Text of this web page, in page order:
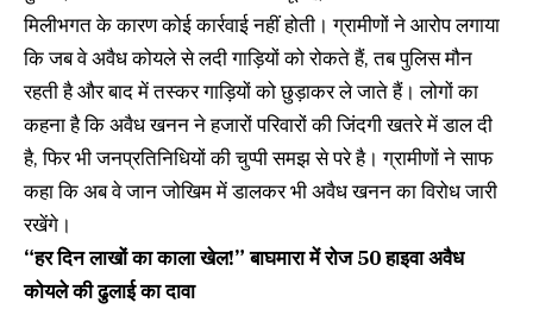
मिलीभगत के कारण कोई कार्रवाई नहीं होती। ग्रामीणों ने आरोप लगाया
कि जब वे अवैध कोयले से लदी गाड़ियों को रोकते हैं, तब पुलिस मौन
रहती है और बाद में तस्कर गाड़ियों को छुड़ाकर ले जाते हैं। लोगों का
कहना है कि अवैध खनन ने हजारों परिवारों की जिंदगी खतरे में डाल दी
है, फिर भी जनप्रतिनिधियों की चुप्पी समझ से परे है। ग्रामीणों ने साफ
कहा कि अब वे जान जोखिम में डालकर भी अवैध खनन का विरोध जारी
रखेंगे।
“हर दिन लाखों का काला खेल!” बाघमारा में रोज 50 हाइवा अवैध
कोयले की ढुलाई का दावा